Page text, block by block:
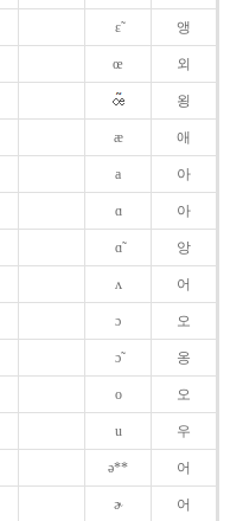
ɛ̃ 앵
œ 외
욍
æ 애
a 아
ɑ 아
ɑ̃ 앙
ʌ 어
ɔ 오
ɔ̃ 옹
o 오
u 우
ə** 어
ɚ 어